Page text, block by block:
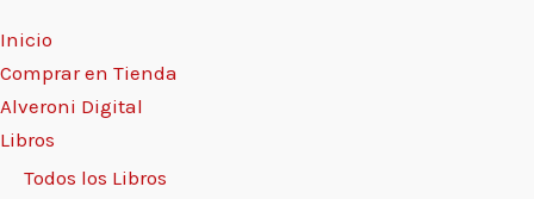
Inicio
Comprar en Tienda
Alveroni Digital
Libros
Todos los Libros